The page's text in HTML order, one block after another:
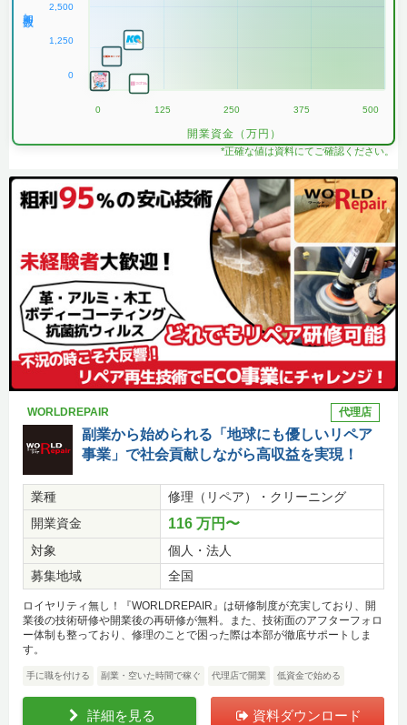
2,500
1,250
0
0 125 250 375 500
開業資金（万円）
*正確な値は資料にてご確認ください。
WORLDREPAIR 代理店
副業から始められる「地球にも優しいリペア
事業」で社会貢献しながら高収益を実現！
業種
修理（リペア）・クリーニング
開業資金
116 万円〜
対象
個人・法人
募集地域
全国
ロイヤリティ無し！『WORLDREPAIR』は研修制度が充実しており、開
業後の技術研修や開業後の再研修が無料。また、技術面のアフターフォロ
ー体制も整っており、修理のことで困った際は本部が徹底サポートしま
す。
手に職を付ける 副業・空いた時間で稼ぐ 代理店で開業 低資金で始める
詳細を見る 資料ダウンロード